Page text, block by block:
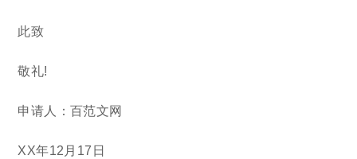
此致
敬礼!
申请人：百范文网
XX年12月17日